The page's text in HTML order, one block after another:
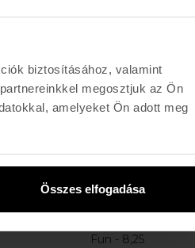
biztosításához, valamint
megosztjuk az Ön
amelyeket Ön adott meg
Összes elfogadása
Fun - 8,25